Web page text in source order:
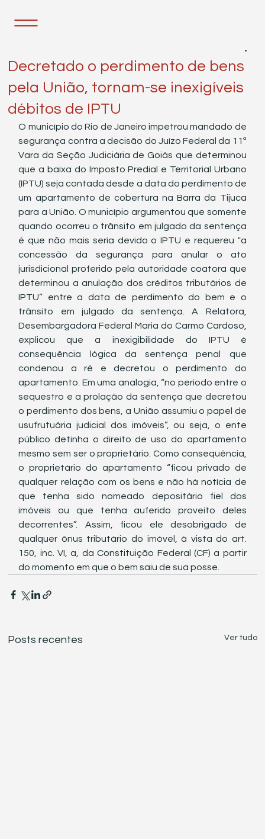
Decretado o perdimento de bens
pela União, tornam-se inexigíveis
débitos de IPTU
O município do Rio de Janeiro impetrou mandado de
segurança contra a decisão do Juízo Federal da 11ª
Vara da Seção Judiciária de Goiás que determinou
que a baixa do Imposto Predial e Territorial Urbano
(IPTU) seja contada desde a data do perdimento de
um apartamento de cobertura na Barra da Tijuca
para a União. O município argumentou que somente
quando ocorreu o trânsito em julgado da sentença
é que não mais seria devido o IPTU e requereu "a
concessão da segurança para anular o ato
jurisdicional proferido pela autoridade coatora que
determinou a anulação dos créditos tributários de
IPTU” entre a data de perdimento do bem e o
trânsito em julgado da sentença. A Relatora,
Desembargadora Federal Maria do Carmo Cardoso,
explicou que a inexigibilidade do IPTU é
consequência lógica da sentença penal que
condenou a ré e decretou o perdimento do
apartamento. Em uma analogia, “no período entre o
sequestro e a prolação da sentença que decretou
o perdimento dos bens, a União assumiu o papel de
usufrutuária judicial dos imóveis”, ou seja, o ente
público detinha o direito de uso do apartamento
mesmo sem ser o proprietário. Como consequência,
o proprietário do apartamento “ficou privado de
qualquer relação com os bens e não há notícia de
que tenha sido nomeado depositário fiel dos
imóveis ou que tenha auferido proveito deles
decorrentes”. Assim, ficou ele desobrigado de
qualquer ônus tributário do imóvel, à vista do art.
150, inc. VI, a, da Constituição Federal (CF) a partir
do momento em que o bem saiu de sua posse.
Posts recentes Ver tudo